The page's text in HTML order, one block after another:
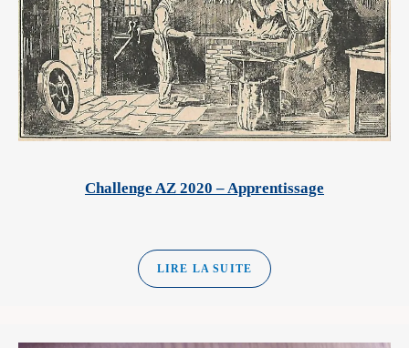
Challenge AZ 2020 – Apprentissage
LIRE LA SUITE